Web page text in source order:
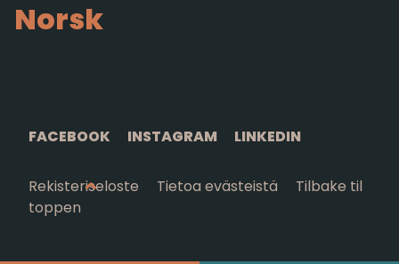
Norsk
FACEBOOK INSTAGRAM LINKEDIN
Rekisteriseloste Tietoa evästeistä
Tilbake til
toppen